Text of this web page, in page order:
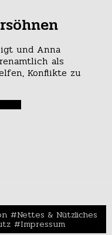
und Anna
als
Konflikte zu
Nettes & Nützliches
Impressum